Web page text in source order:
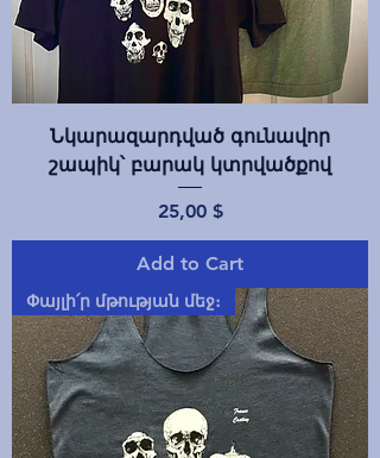
Նկարազարդված գունավոր
շապիկ՝ բարակ կտրվածքով
Price
25,00 $
Add to Cart
Փայլի՛ր մթության մեջ։